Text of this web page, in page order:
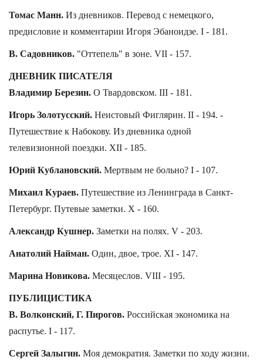
Томас Манн. Из дневников. Перевод с немецкого,
предисловие и комментарии Игоря Эбаноидзе. I - 181.
В. Садовников. "Оттепель" в зоне. VII - 157.
ДНЕВНИК ПИСАТЕЛЯ
Владимир Березин. О Твардовском. III - 181.
Игорь Золотусский. Неистовый Фиглярин. II - 194. -
Путешествие к Набокову. Из дневника одной
телевизионной поездки. XII - 185.
Юрий Кублановский. Мертвым не больно? I - 107.
Михаил Кураев. Путешествие из Ленинграда в Санкт-
Петербург. Путевые заметки. X - 160.
Александр Кушнер. Заметки на полях. V - 203.
Анатолий Найман. Один, двое, трое. XI - 147.
Марина Новикова. Месяцеслов. VIII - 195.
ПУБЛИЦИСТИКА
В. Волконский, Г. Пирогов. Российская экономика на
распутье. I - 117.
Сергей Залыгин. Моя демократия. Заметки по ходу жизни.